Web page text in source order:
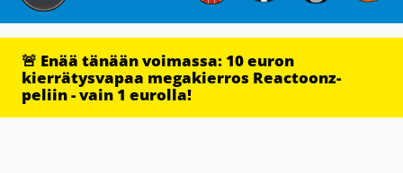
🚨 Enää tänään voimassa: 10 euron
kierrätysvapaa megakierros Reactoonz-
peliin - vain 1 eurolla!